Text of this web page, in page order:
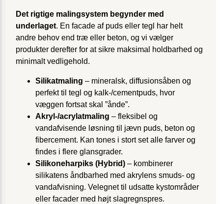
Det rigtige malingsystem begynder med
underlaget. En facade af puds eller tegl har helt
andre behov end træ eller beton, og vi vælger
produkter derefter for at sikre maksimal holdbarhed og
minimalt vedligehold.
Silikatmaling – mineralsk, diffusionsåben og
perfekt til tegl og kalk-/cementpuds, hvor
væggen fortsat skal ”ånde”.
Akryl-/acrylatmaling – fleksibel og
vandafvisende løsning til jævn puds, beton og
fibercement. Kan tones i stort set alle farver og
findes i flere glansgrader.
Silikoneharpiks (Hybrid) – kombinerer
silikatens åndbarhed med akrylens smuds- og
vandafvisning. Velegnet til udsatte kyst­områder
eller facader med højt slagregnspres.